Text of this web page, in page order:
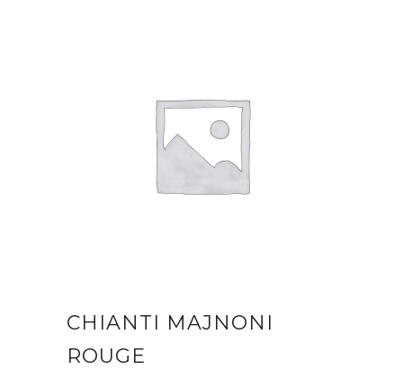
CHIANTI MAJNONI
ROUGE